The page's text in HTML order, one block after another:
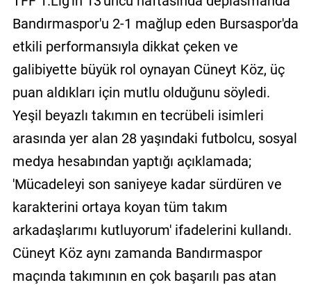
Bandırmaspor'u 2-1 mağlup eden Bursaspor'da
etkili performansıyla dikkat çeken ve
galibiyette büyük rol oynayan Cüneyt Köz, üç
puan aldıkları için mutlu olduğunu söyledi.
Yeşil beyazlı takımın en tecrübeli isimleri
arasında yer alan 28 yaşındaki futbolcu, sosyal
medya hesabından yaptığı açıklamada;
'Mücadeleyi son saniyeye kadar sürdüren ve
karakterini ortaya koyan tüm takım
arkadaşlarımı kutluyorum' ifadelerini kullandı.
Cüneyt Köz aynı zamanda Bandırmaspor
maçında takımının en çok başarılı pas atan